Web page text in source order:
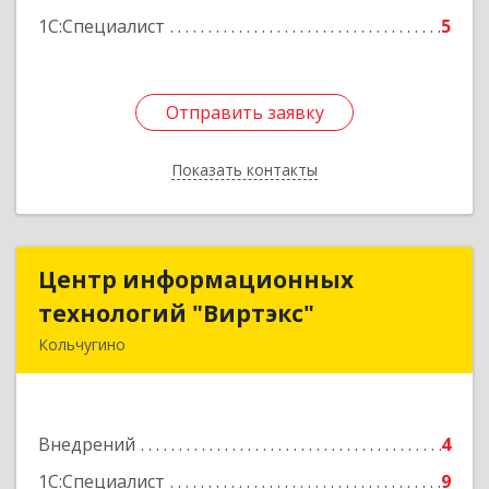
1С:Специалист 5
Отправить заявку
Показать контакты
Отправить заявку
Назад
Центр информационных
технологий "Виртэкс"
Кольчугино
Внедрений
4
1С:Специалист
9
Центр информационных
технологий "Виртэкс"
Подробнее